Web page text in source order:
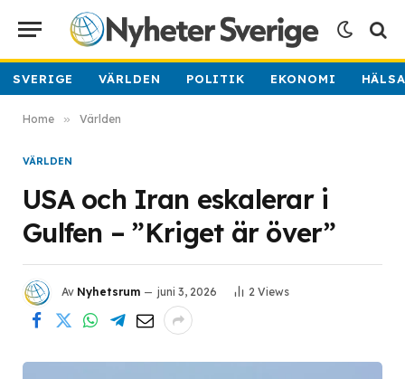
SVERIGE VÄRLDEN POLITIK EKONOMI
Home » Världen
VÄRLDEN
USA och Iran eskalerar i
Gulfen – ”Kriget är över”
Av Nyhetsrum juni 3, 2026 2 Views